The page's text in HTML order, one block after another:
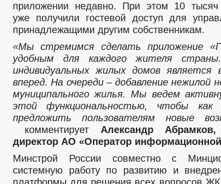
приложении недавно. При этом 10 тысяч
уже получили гостевой доступ для
принадлежащими другим собственникам.
«Мы стремимся сделать приложение
удобным для каждого жителя
индивидуальных жилых домов
вперед. На очереди – добавление нежилой
муниципального жилья. Мы ведем
этой функциональностью, чтобы как
предложить пользователям новые
комментирует Александр
директор АО «Оператор
Минстрой России совместно с
системную работу по развитию и